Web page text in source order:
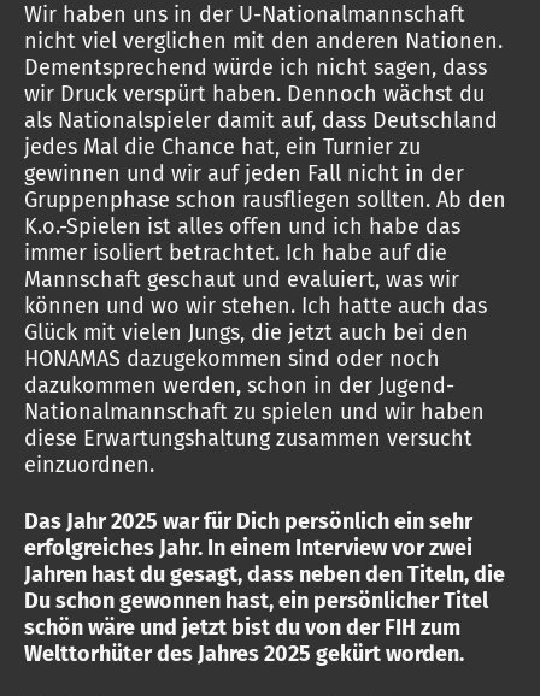
Wir haben uns in der U-Nationalmannschaft
nicht viel verglichen mit den anderen Nationen.
Dementsprechend würde ich nicht sagen, dass
wir Druck verspürt haben. Dennoch wächst du
als Nationalspieler damit auf, dass Deutschland
jedes Mal die Chance hat, ein Turnier zu
gewinnen und wir auf jeden Fall nicht in der
Gruppenphase schon rausfliegen sollten. Ab den
K.o.-Spielen ist alles offen und ich habe das
immer isoliert betrachtet. Ich habe auf die
Mannschaft geschaut und evaluiert, was wir
können und wo wir stehen. Ich hatte auch das
Glück mit vielen Jungs, die jetzt auch bei den
HONAMAS dazugekommen sind oder noch
dazukommen werden, schon in der Jugend-
Nationalmannschaft zu spielen und wir haben
diese Erwartungshaltung zusammen versucht
einzuordnen.
Das Jahr 2025 war für Dich persönlich ein sehr
erfolgreiches Jahr. In einem Interview vor zwei
Jahren hast du gesagt, dass neben den Titeln, die
Du schon gewonnen hast, ein persönlicher Titel
schön wäre und jetzt bist du von der FIH zum
Welttorhüter des Jahres 2025 gekürt worden.